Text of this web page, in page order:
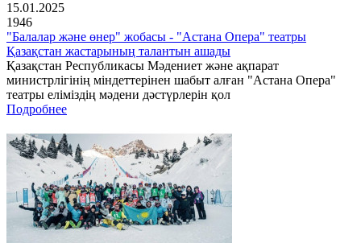
15.01.2025
1946
"Балалар және өнер" жобасы - "Астана Опера" театры
Қазақстан жастарының талантын ашады
Қазақстан Республикасы Мәдениет және ақпарат
министрлігінің міндеттерінен шабыт алған "Астана Опера"
театры еліміздің мәдени дәстүрлерін қол
Подробнее